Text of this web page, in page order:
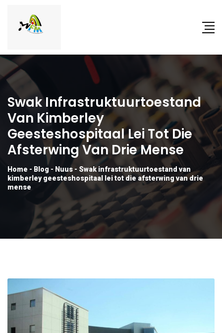
Swak Infrastruktuurtoestand
Van Kimberley
Geesteshospitaal Lei Tot Die
Afsterwing Van Drie Mense
Home - Blog - Nuus - Swak infrastruktuurtoestand van
kimberley geesteshospitaal lei tot die afsterwing van drie
mense